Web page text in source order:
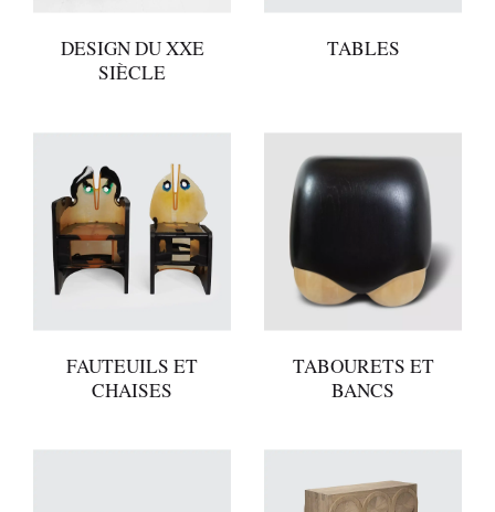
DESIGN DU XXE
SIÈCLE
TABLES
FAUTEUILS ET
CHAISES
TABOURETS ET
BANCS